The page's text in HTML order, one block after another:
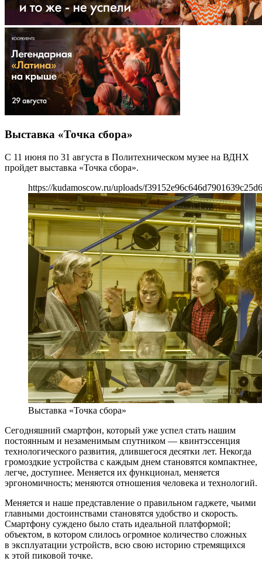
Выставка «Точка сбора»
С 11 июня по 31 августа в Политехническом музее на ВДНХ
пройдет выставка «Точка сбора».
https://kudamoscow.ru/uploads/
Выставка «Точка сбора»
Сегодняшний смартфон, который уже успел стать нашим
постоянным и незаменимым спутником — квинтэссенция
технологического развития, длившегося десятки лет. Некогда
громоздкие устройства с каждым днем становятся компактнее,
легче, доступнее. Меняется их функционал, меняется
эргономичность; меняются отношения человека и технологий.
Меняется и наше представление о правильном гаджете, чьими
главными достоинствами становятся удобство и скорость.
Смартфону суждено было стать идеальной платформой;
объектом, в котором слилось огромное количество сложных
в эксплуатации устройств, всю свою историю стремящихся
к этой пиковой точке.